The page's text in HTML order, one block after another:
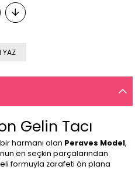
YAZ
Gelin Tacı
harmanı olan Peraves Model,
en seçkin parçalarından
formuyla zarafeti ön plana